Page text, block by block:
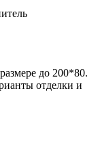
до 200*80.
отделки и